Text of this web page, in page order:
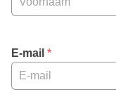
E-mail *